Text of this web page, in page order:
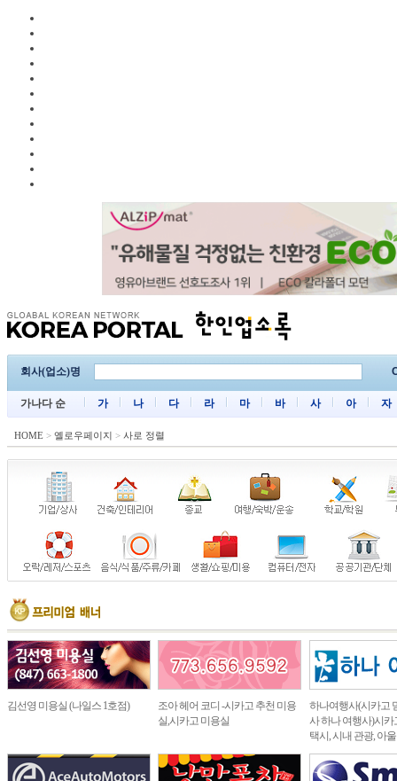
회사(업소)명
가나다 순 가 나 다 라 마 바 사 아 자
HOME > 옐로우페이지 > 사로 정렬
김선영 미용실 (나일스 1호점)
조아 헤어 코디 -시카고 추천 미용
실,시카고 미용실
하나여행사(시카고
사 하나 여행사)시카
택시, 시내 관광, 아